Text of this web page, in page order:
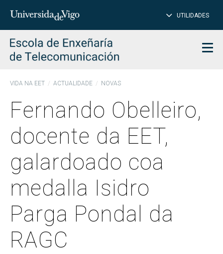
Introduce
para
buscar
UTILIDADES
VIDA NA EET ACTUALIDADE NOVAS
Fernando Obelleiro,
docente da EET,
galardoado coa
medalla Isidro
Parga Pondal da
RAGC